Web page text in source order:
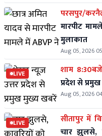
मारपीट
मुलाकात
Aug 05, 2026
LIVE शाम
प्रदेश से
Aug 05, 2026
LIVE
चार झुलसे,